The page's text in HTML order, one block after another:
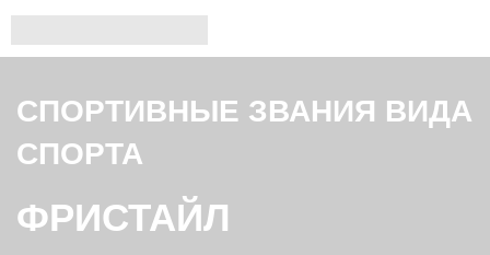
СПОРТИВНЫЕ ЗВАНИЯ ВИДА
СПОРТА
ФРИСТАЙЛ